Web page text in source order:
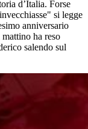
d’Italia. Forse
si legge
anniversario
ha reso
salendo sul